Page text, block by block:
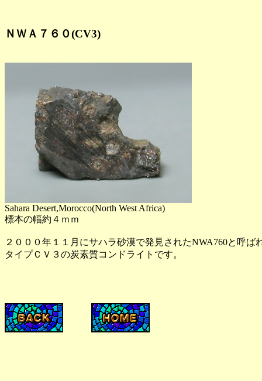
ＮＷＡ７６０(CV3)
Sahara Desert,Morocco(North West Africa)
標本の幅約４ｍｍ
２０００年１１月にサハラ砂漠で発見されたNWA760と呼ば
タイプＣＶ３の炭素質コンドライトです。